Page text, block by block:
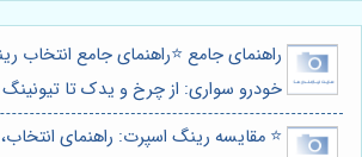
راهنمای جامع ⭐️راهنمای جامع انتخاب
خودرو سواری: از چرخ و یدک تا
⭐️ مقایسه رینگ اسپرت: راهنمای